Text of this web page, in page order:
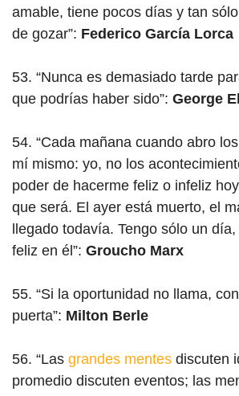
amable, tiene pocos días y tan
de gozar”: Federico García Lorca
53. “Nunca es demasiado tarde
que podrías haber sido”: George
54. “Cada mañana cuando abro
mí mismo: yo, no los
poder de hacerme feliz o infeliz
que será. El ayer está muerto, el
llegado todavía. Tengo sólo un
feliz en él”: Groucho Marx
55. “Si la oportunidad no llama,
puerta”: Milton Berle
56. “Las grandes mentes discuten
promedio discuten eventos; las